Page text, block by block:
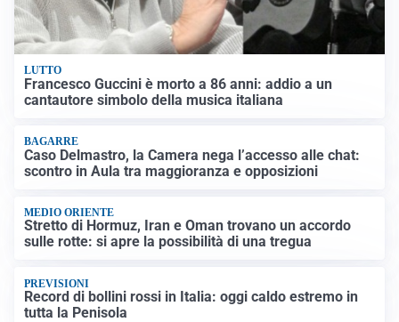
LUTTO
Francesco Guccini è morto a 86 anni: addio a un
cantautore simbolo della musica italiana
BAGARRE
Caso Delmastro, la Camera nega l’accesso alle chat:
scontro in Aula tra maggioranza e opposizioni
MEDIO ORIENTE
Stretto di Hormuz, Iran e Oman trovano un accordo
sulle rotte: si apre la possibilità di una tregua
PREVISIONI
Record di bollini rossi in Italia: oggi caldo estremo in
tutta la Penisola